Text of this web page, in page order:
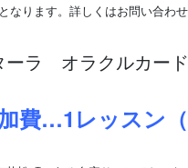
なります。詳しくはお問い合わせ
ーラ オラクルカー
費…1レッスン